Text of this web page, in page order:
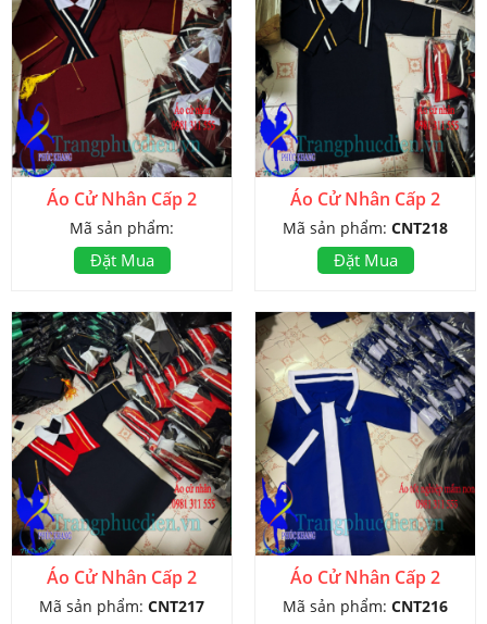
Áo Cử Nhân Cấp 2
Mã sản phẩm:
Đặt Mua
Áo Cử Nhân Cấp 2
Mã sản phẩm: CNT218
Đặt Mua
Áo Cử Nhân Cấp 2
Mã sản phẩm: CNT217
Áo Cử Nhân Cấp 2
Mã sản phẩm: CNT216